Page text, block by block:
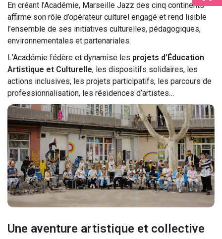
En créant l’Académie, Marseille Jazz des cinq continents
affirme son rôle d’opérateur culturel engagé et rend lisible
l’ensemble de ses initiatives culturelles, pédagogiques,
environnementales et partenariales.
L’Académie fédère et dynamise les projets d’Éducation
Artistique et Culturelle, les dispositifs solidaires, les
actions inclusives, les projets participatifs, les parcours de
professionnalisation, les résidences d’artistes…
Une aventure artistique et collective